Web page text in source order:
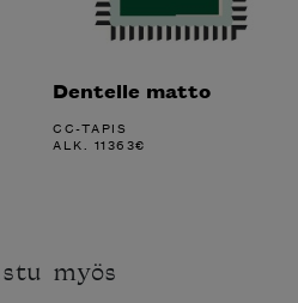
Dentelle matto
CC-TAPIS
ALK. 11363€
myös